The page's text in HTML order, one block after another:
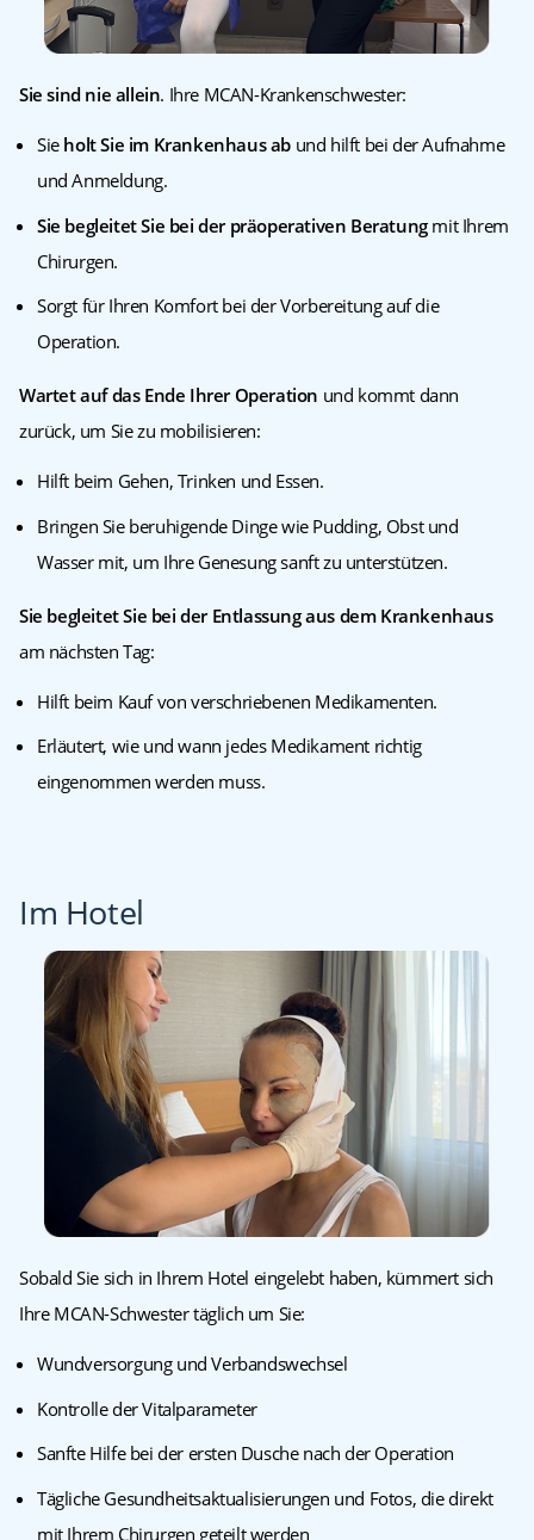
Sie sind nie allein. Ihre MCAN-Krankenschwester:
Sie holt Sie im Krankenhaus ab und hilft bei der Aufnahme
und Anmeldung.
Sie begleitet Sie bei der präoperativen Beratungmit Ihrem
Chirurgen.
Sorgt für Ihren Komfort bei der Vorbereitung auf die
Operation.
Wartet auf das Ende Ihrer Operation und kommt dann
zurück, um Sie zu mobilisieren:
Hilft beim Gehen, Trinken und Essen.
Bringen Sie beruhigende Dinge wie Pudding, Obst und
Wasser mit, um Ihre Genesung sanft zu unterstützen.
Sie begleitet Sie bei der Entlassung aus dem Krankenhaus
am nächsten Tag:
Hilft beim Kauf von verschriebenen Medikamenten.
Erläutert, wie und wann jedes Medikament richtig
eingenommen werden muss.
Im Hotel
Sobald Sie sich in Ihrem Hotel eingelebt haben, kümmert sich
Ihre MCAN-Schwester täglich um Sie:
Wundversorgung und Verbandswechsel
Kontrolle der Vitalparameter
Sanfte Hilfe bei der ersten Dusche nach der Operation
Tägliche Gesundheitsaktualisierungen und Fotos, die direkt
mit Ihrem Chirurgen geteilt werden